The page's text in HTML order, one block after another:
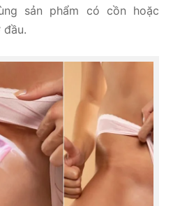
sản phẩm có cồn hoặc